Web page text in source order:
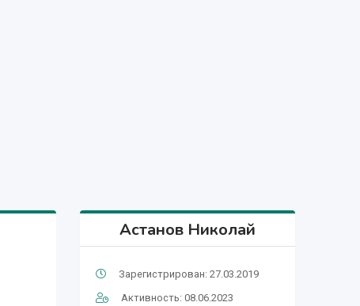
Астанов Николай
Зарегистрирован: 27.03.2019
Активность: 08.06.2023